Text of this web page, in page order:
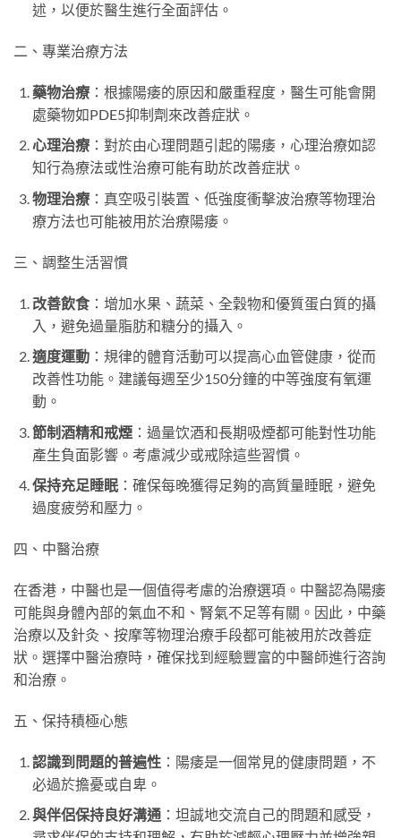
述，以便於醫生進行全面評估。
二、專業治療方法
藥物治療：根據陽痿的原因和嚴重程度，醫生可能會開
處藥物如PDE5抑制劑來改善症狀。
心理治療：對於由心理問題引起的陽痿，心理治療如認
知行為療法或性治療可能有助於改善症狀。
物理治療：真空吸引裝置、低強度衝擊波治療等物理治
療方法也可能被用於治療陽痿。
三、調整生活習慣
改善飲食：增加水果、蔬菜、全穀物和優質蛋白質的攝
入，避免過量脂肪和糖分的攝入。
適度運動：規律的體育活動可以提高心血管健康，從而
改善性功能。建議每週至少150分鐘的中等強度有氧運
動。
節制酒精和戒煙：過量饮酒和長期吸煙都可能對性功能
產生負面影響。考慮減少或戒除這些習慣。
保持充足睡眠：確保每晚獲得足夠的高質量睡眠，避免
過度疲勞和壓力。
四、中醫治療
在香港，中醫也是一個值得考慮的治療選項。中醫認為陽痿
可能與身體內部的氣血不和、腎氣不足等有關。因此，中藥
治療以及針灸、按摩等物理治療手段都可能被用於改善症
狀。選擇中醫治療時，確保找到經驗豐富的中醫師進行咨詢
和治療。
五、保持積極心態
認識到問題的普遍性：陽痿是一個常見的健康問題，不
必過於擔憂或自卑。
與伴侶保持良好溝通：坦誠地交流自己的問題和感受，